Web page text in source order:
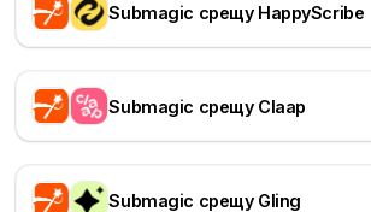
Submagic срещу HappyScribe
Submagic срещу Claap
Submagic срещу Gling